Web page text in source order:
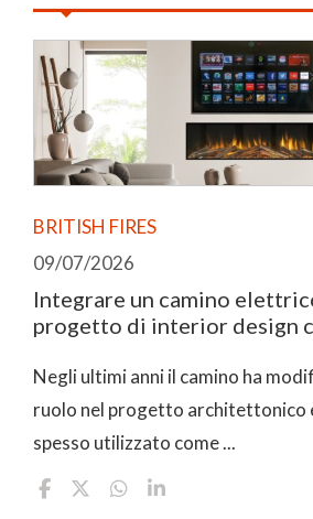
BRITISH FIRES
09/07/2026
Integrare un camino
progetto di interior design
Negli ultimi anni il camino ha
ruolo nel progetto architettonico
spesso utilizzato come ...